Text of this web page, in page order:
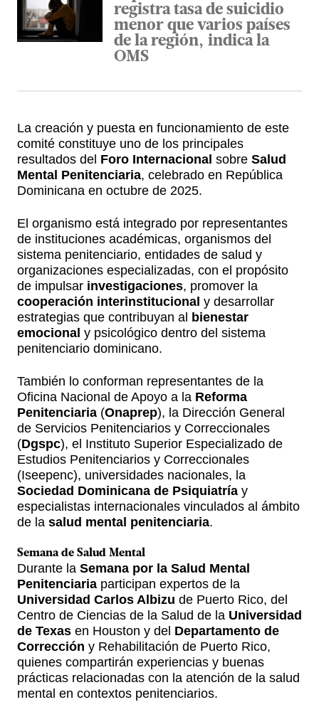
registra tasa de suicidio
menor que varios países
de la región, indica la
OMS
La creación y puesta en funcionamiento de este
comité constituye uno de los principales
resultados del Foro Internacional sobre Salud
Mental Penitenciaria, celebrado en República
Dominicana en octubre de 2025.
El organismo está integrado por representantes
de instituciones académicas, organismos del
sistema penitenciario, entidades de salud y
organizaciones especializadas, con el propósito
de impulsar investigaciones, promover la
cooperación interinstitucional y desarrollar
estrategias que contribuyan al bienestar
emocional y psicológico dentro del sistema
penitenciario dominicano.
También lo conforman representantes de la
Oficina Nacional de Apoyo a la Reforma
Penitenciaria (Onaprep), la Dirección General
de Servicios Penitenciarios y Correccionales
(Dgspc), el Instituto Superior Especializado de
Estudios Penitenciarios y Correccionales
(Iseepenc), universidades nacionales, la
Sociedad Dominicana de Psiquiatría y
especialistas internacionales vinculados al ámbito
de la salud mental penitenciaria.
Semana de Salud Mental
Durante la Semana por la Salud Mental
Penitenciaria participan expertos de la
Universidad Carlos Albizu de Puerto Rico, del
Centro de Ciencias de la Salud de la Universidad
de Texas en Houston y del Departamento de
Corrección y Rehabilitación de Puerto Rico,
quienes compartirán experiencias y buenas
prácticas relacionadas con la atención de la salud
mental en contextos penitenciarios.